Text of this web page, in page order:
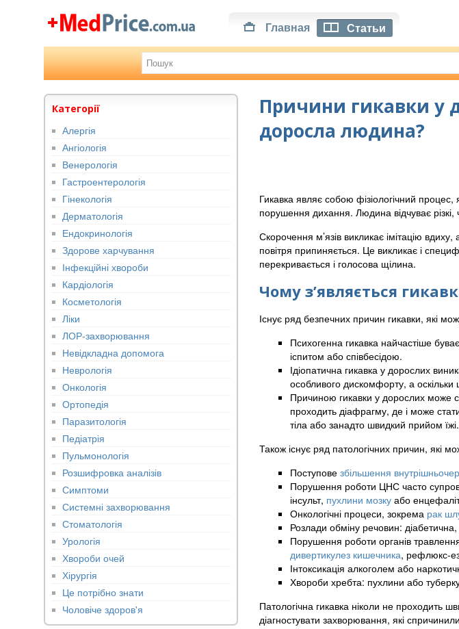
Главная Статьи
Причини гикавки у
доросла людина?
Гикавка являє собою фізіологічний
порушення дихання. Людина відчуває різкі,
Скорочення м’язів викликає імітацію
повітря припиняється. Це викликає і
перекривається і голосова щілина.
Чому з’являється
Існує ряд безпечних причин гикавки, які
Психогенна гикавка найчастіше
іспитом або співбесідою.
Ідіопатична гикавка у дорослих
особливого дискомфорту, а
Причиною гикавки у дорослих може
проходить діафрагму, де і може
тіла або занадто швидкий прийом їжі.
Також існує ряд патологічних причин, які
Поступове збільшення
Порушення роботи ЦНС часто
інсульт, пухлини мозку або
Онкологічні процеси, зокрема рак
Розлади обміну речовин:
Порушення роботи органів
дивертикулез кишечника, рефлюкс-
Інтоксикація алкоголем або
Хвороби хребта: пухлини або
Патологічна гикавка ніколи не проходить
діагностувати захворювання, які
Категорії
Алергія
Ангіологія
Венерологія
Гастроентерологія
Гінекологія
Дерматологія
Ендокринологія
Здорове харчування
Інфекційні хвороби
Кардіологія
Косметологія
Ліки
ЛОР-захворювання
Невідкладна допомога
Неврологія
Онкологія
Ортопедія
Паразитологія
Педіатрія
Пульмонологія
Розшифровка аналізів
Симптоми
Системні захворювання
Стоматологія
Урологія
Хвороби очей
Хірургія
Це потрібно знати
Чоловіче здоров'я